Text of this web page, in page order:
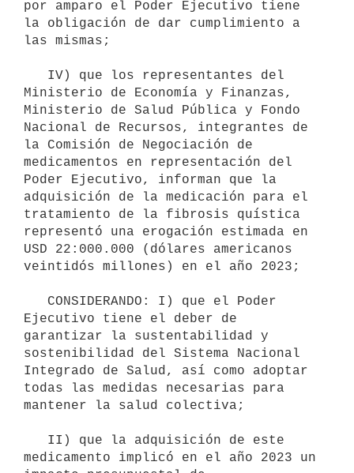
por amparo el Poder Ejecutivo tiene
la obligación de dar cumplimiento a
las mismas;
Ministerio de Economía y Finanzas,
Ministerio de Salud Pública y Fondo
Nacional de Recursos, integrantes de
la Comisión de Negociación de
medicamentos en representación del
Poder Ejecutivo, informan que la
adquisición de la medicación para el
tratamiento de la fibrosis quística
representó una erogación estimada en
USD 22:000.000 (dólares americanos
veintidós millones) en el año 2023;
Ejecutivo tiene el deber de
garantizar la sustentabilidad y
sostenibilidad del Sistema Nacional
Integrado de Salud, así como adoptar
todas las medidas necesarias para
mantener la salud colectiva;
medicamento implicó en el año 2023 un